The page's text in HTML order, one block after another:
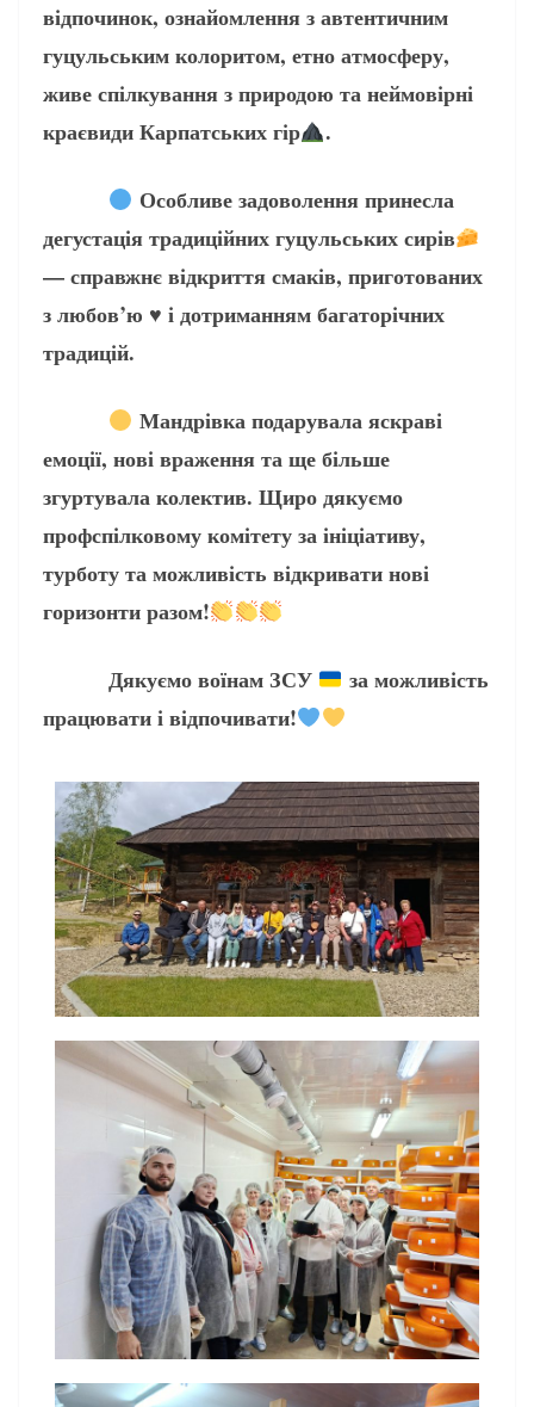
відпочинок, ознайомлення з автентичним
гуцульським колоритом, етно атмосферу,
живе спілкування з природою та неймовірні
краєвиди Карпатських гір
.
Особливе задоволення принесла
дегустація традиційних гуцульських сирів
— справжнє відкриття смаків, приготованих
з любов’ю ♥️ і дотриманням багаторічних
традицій.
Мандрівка подарувала яскраві
емоції, нові враження та ще більше
згуртувала колектив. Щиро дякуємо
профспілковому комітету за ініціативу,
турботу та можливість відкривати нові
горизонти разом!
Дякуємо воїнам ЗСУ
за можливість
працювати і відпочивати!